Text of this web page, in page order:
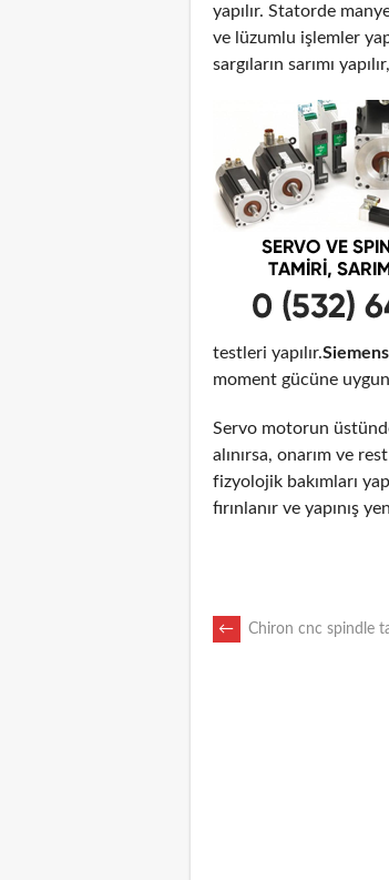
yapılır. Statorde
ve lüzumlu işlemler
sargıların sarımı
testleri yapılır.
moment gücüne
Servo motorun
alınırsa, onarım ve
fizyolojik bakımları
fırınlanır ve yapınış
POST
← Chiron cnc spindle